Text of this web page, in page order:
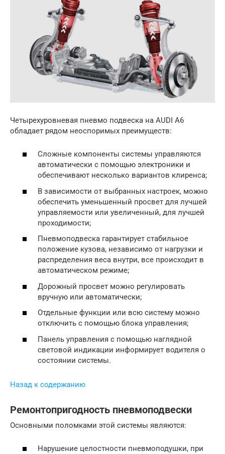
Четырехуровневая пневмо подвеска на AUDI A6
обладает рядом неоспоримых преимуществ:
Сложные компоненты системы управляются
автоматически с помощью электроники и
обеспечивают несколько вариантов клиренса;
В зависимости от выбранных настроек, можно
обеспечить уменьшенный просвет для лучшей
управляемости или увеличенный, для лучшей
проходимости;
Пневмоподвеска гарантирует стабильное
положение кузова, независимо от нагрузки и
распределения веса внутри, все происходит в
автоматическом режиме;
Дорожный просвет можно регулировать
вручную или автоматически;
Отдельные функции или всю систему можно
отключить с помощью блока управления;
Панель управления с помощью наглядной
световой индикации информирует водителя о
состоянии системы.
Назад к содержанию
Ремонтопригодность пневмоподвески
Основными поломками этой системы являются:
Нарушение целостности пневмоподушки, при